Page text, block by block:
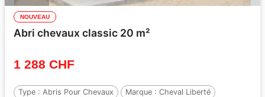
NOUVEAU
Abri chevaux classic 20 m²
1 288 CHF
Type : Abris Pour Chevaux Marque : Cheval Liberté